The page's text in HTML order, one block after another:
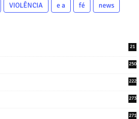
VIOLÊNCIA e a fé news
21
250
222
273
271